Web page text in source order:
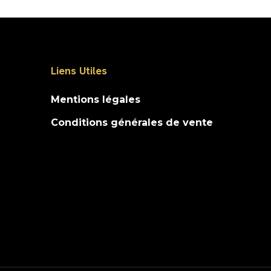
Liens Utiles
Mentions légales
Conditions générales de vente